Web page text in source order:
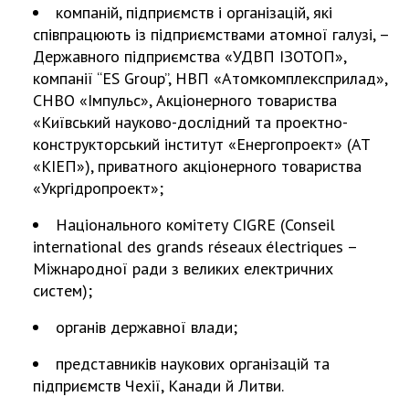
компаній, підприємств і організацій, які
співпрацюють із підприємствами атомної галузі, –
Державного підприємства «УДВП ІЗОТОП»,
компанії “ES Group”, НВП «Атомкомплексприлад»,
СНВО «Імпульс», Акціонерного товариства
«Київський науково-дослідний та проектно-
конструкторський інститут «Енергопроект» (АТ
«КІЕП»), приватного акціонерного товариства
«Укргідропроект»;
Національного комітету CIGRE (Conseil
international des grands réseaux électriques –
Міжнародної ради з великих електричних
систем);
органів державної влади;
представників наукових організацій та
підприємств Чехії, Канади й Литви.